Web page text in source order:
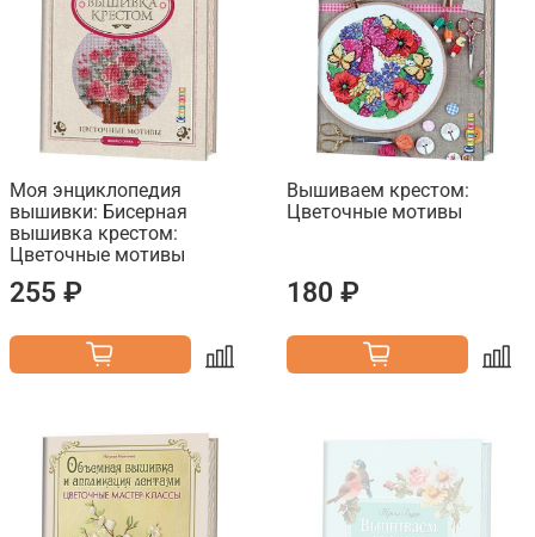
Моя энциклопедия
вышивки: Бисерная
вышивка крестом:
Цветочные мотивы
255 ₽
Вышиваем крестом:
Цветочные мотивы
180 ₽